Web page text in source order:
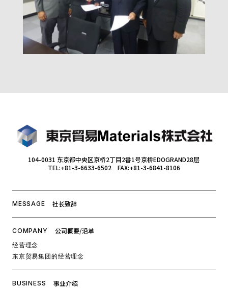
104-0031 东京都中央区京桥2丁目2番1号京桥EDOGRAND28层
TEL:+81-3-6633-6502 FAX:+81-3-6841-8106
MESSAGE 社长致辞
COMPANY 公司概要/沿革
经营理念
东京贸易集团的经营理念
BUSINESS 事业介绍